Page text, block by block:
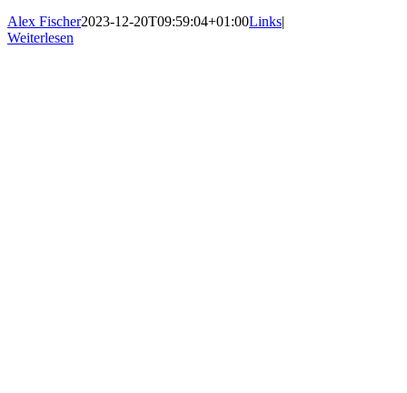
Alex Fischer2023-12-20T09:59:04+01:00Links|
Weiterlesen